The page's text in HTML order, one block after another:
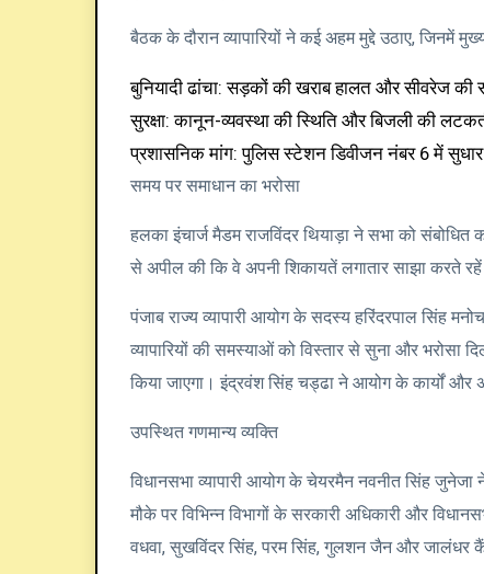
बैठक के दौरान व्यापारियों ने कई अहम मुद्दे उठाए, जिनमें
बुनियादी ढांचा: सड़कों की खराब हालत और सीवरेज की
सुरक्षा: कानून-व्यवस्था की स्थिति और बिजली की
प्रशासनिक मांग: पुलिस स्टेशन डिवीजन नंबर 6 में
समय पर समाधान का भरोसा
हलका इंचार्ज मैडम राजविंदर थियाड़ा ने सभा को संबोधित
से अपील की कि वे अपनी शिकायतें लगातार साझा करते
पंजाब राज्य व्यापारी आयोग के सदस्य हरिंदरपाल सिंह
व्यापारियों की समस्याओं को विस्तार से सुना और भरोसा
किया जाएगा। इंद्रवंश सिंह चड्ढा ने आयोग के कार्यों और
उपस्थित गणमान्य व्यक्ति
विधानसभा व्यापारी आयोग के चेयरमैन नवनीत सिंह
मौके पर विभिन्न विभागों के सरकारी अधिकारी और
वधवा, सुखविंदर सिंह, परम सिंह, गुलशन जैन और जालंधर